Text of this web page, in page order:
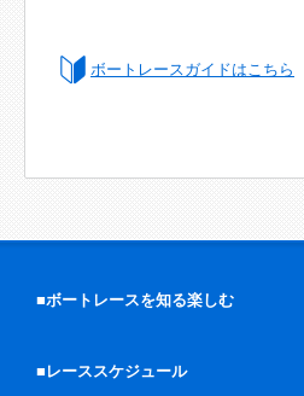
ボートレースガイドはこちら
■ボートレースを知る楽しむ
■レーススケジュール